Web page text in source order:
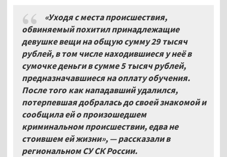
«Уходя с места происшествия,
обвиняемый похитил принадлежащие
девушке вещи на общую сумму 29 тысяч
рублей, в том числе находившиеся у неё в
сумочке деньги в сумме 5 тысяч рублей,
предназначавшиеся на оплату обучения.
После того как нападавший удалился,
потерпевшая добралась до своей знакомой и
сообщила ей о произошедшем
криминальном происшествии, едва не
стоившем ей жизни», — рассказали в
региональном СУ СК России.